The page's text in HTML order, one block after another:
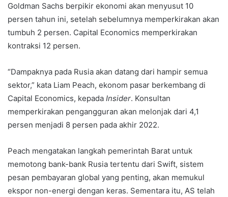
Goldman Sachs berpikir ekonomi akan menyusut 10
persen tahun ini, setelah sebelumnya memperkirakan akan
tumbuh 2 persen. Capital Economics memperkirakan
kontraksi 12 persen.
“Dampaknya pada Rusia akan datang dari hampir semua
sektor,” kata Liam Peach, ekonom pasar berkembang di
Capital Economics, kepada Insider. Konsultan
memperkirakan pengangguran akan melonjak dari 4,1
persen menjadi 8 persen pada akhir 2022.
Peach mengatakan langkah pemerintah Barat untuk
memotong bank-bank Rusia tertentu dari Swift, sistem
pesan pembayaran global yang penting, akan memukul
ekspor non-energi dengan keras. Sementara itu, AS telah